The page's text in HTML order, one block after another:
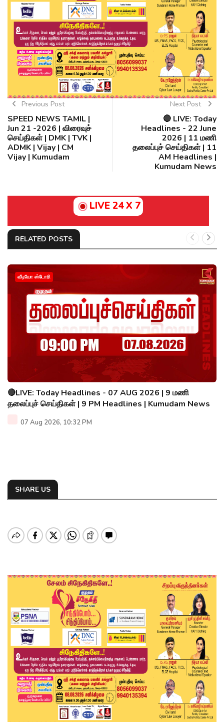
Previous Post
SPEED NEWS TAMIL |
Jun 21 -2026 | விரைவுச்
செய்திகள் | DMK | TVK |
ADMK | Vijay | CM
Vijay | Kumudam
Next Post
🔴 LIVE: Today
Headlines - 22 June
2026 | 11 மணி
தலைப்புச் செய்திகள் | 11
AM Headlines |
Kumudam News
LIVE 24 X 7
RELATED POSTS
வீடியோ ஸ்டோரி
🔴LIVE: Today Headlines - 07 AUG 2026 | 9 மணி
தலைப்புச் செய்திகள் | 9 PM Headlines | Kumudam News
07 Aug 2026, 10:32 PM
SHARE US